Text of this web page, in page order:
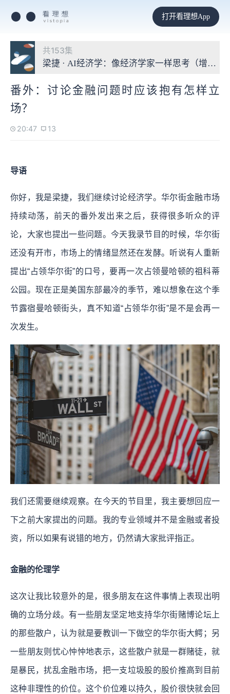
打开看理想App
共153集
梁捷 · AI经济学：像经济学家一样思考（增补版
番外：讨论金融问题时应该抱有怎样立
场？
20:47 13
导语
你好，我是梁捷，我们继续讨论经济学。华尔街金融市场
持续动荡，前天的番外发出来之后，获得很多听众的评
论，大家也提出一些问题。今天我录节目的时候，华尔街
还没有开市，市场上的情绪显然还在发酵。听说有人重新
提出“占领华尔街”的口号，要再一次占领曼哈顿的祖科蒂
公园。现在正是美国东部最冷的季节，难以想象在这个季
节露宿曼哈顿街头，真不知道“占领华尔街”是不是会再一
次发生。
我们还需要继续观察。在今天的节目里，我主要想回应一
下之前大家提出的问题。我的专业领域并不是金融或者投
资，所以如果有说错的地方，仍然请大家批评指正。
金融的伦理学
这次让我比较意外的是，很多朋友在这件事情上表现出明
确的立场分歧。有一些朋友坚定地支持华尔街赌博论坛上
的那些散户，认为就是要教训一下做空的华尔街大鳄；另
一些朋友则忧心忡忡地表示，这些散户就是一群赌徒，就
是暴民，扰乱金融市场，把一支垃圾股的股价推高到目前
这种非理性的价位。这个价位难以持久，股价很快就会回